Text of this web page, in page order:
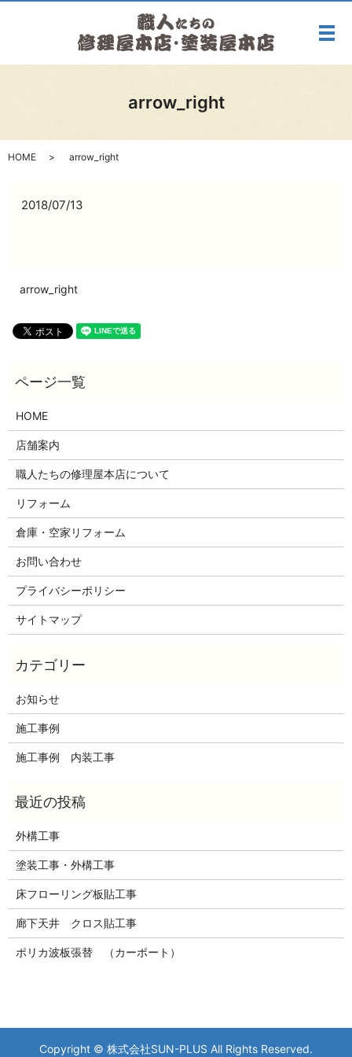
メ
arrow_right
HOME arrow_right
2018/07/13
arrow_right
HOME
店舗案内
職人たちの修理屋本店について
リフォーム
倉庫・空家リフォーム
お問い合わせ
プライバシーポリシー
サイトマップ
お知らせ
施工事例
施工事例 内装工事
外構工事
塗装工事・外構工事
床フローリング板貼工事
廊下天井 クロス貼工事
ポリカ波板張替 （カーポート）
Copyright © 株式会社SUN-PLUS All Rights Reserved.